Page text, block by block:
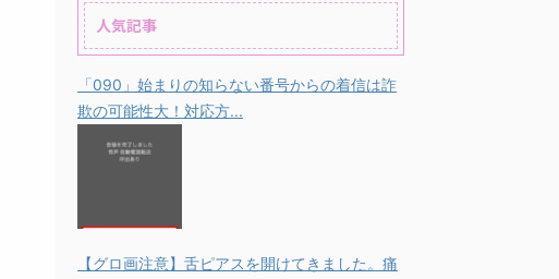
人気記事
「090」始まりの知らない番号からの着信は詐
欺の可能性大！対応方...
【グロ画注意】舌ピアスを開けてきました。痛